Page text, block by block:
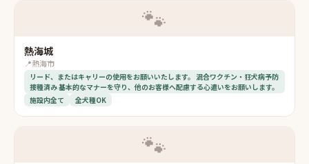
🐾
熱海城
📍熱海市
リード、またはキャリーの使用をお願いいたします。 混合ワクチン・狂犬病予防
接種済み 基本的なマナーを守り、他のお客様へ配慮する心遣いをお願いします。
施設内全て
全犬種OK
🐾